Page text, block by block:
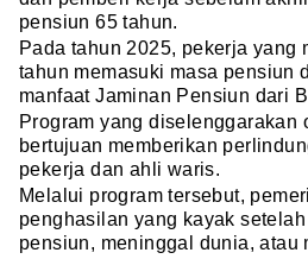
pensiun 65 tahun.
Pada tahun 2025, pekerja yang
tahun memasuki masa pensiun
manfaat Jaminan Pensiun dari
Program yang diselenggarakan
bertujuan memberikan
pekerja dan ahli waris.
Melalui program tersebut,
penghasilan yang kayak
pensiun, meninggal dunia, atau